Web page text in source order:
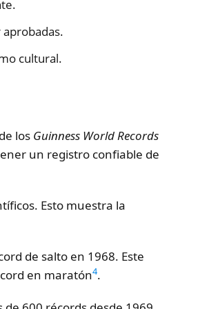
cultural.
los Guinness World Records
un registro confiable de
Esto muestra la
de salto en 1968. Este
en maratón4.